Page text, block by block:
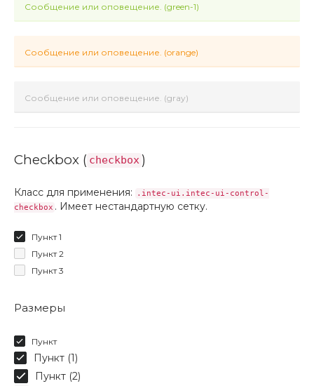
Сообщение или оповещение. (green-1)
Сообщение или оповещение. (orange)
Сообщение или оповещение. (gray)
Checkbox ( checkbox)
Класс для применения:
.intec-ui.intec-ui-control-
checkbox . Имеет нестандартную сетку.
Пункт 1
Пункт 2
Пункт 3
Размеры
Пункт
Пункт (1)
Пункт (2)